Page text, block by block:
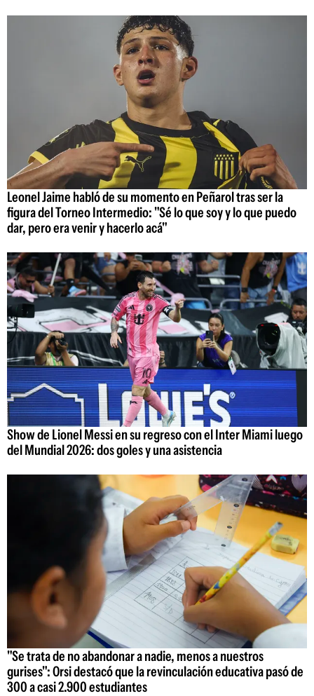
Leonel Jaime habló de su momento en Peñarol tras ser la
figura del Torneo Intermedio: "Sé lo que soy y lo que puedo
dar, pero era venir y hacerlo acá"
Show de Lionel Messi en su regreso con el Inter Miami luego
del Mundial 2026: dos goles y una asistencia
"Se trata de no abandonar a nadie, menos a nuestros
gurises": Orsi destacó que la revinculación educativa pasó de
300 a casi 2.900 estudiantes